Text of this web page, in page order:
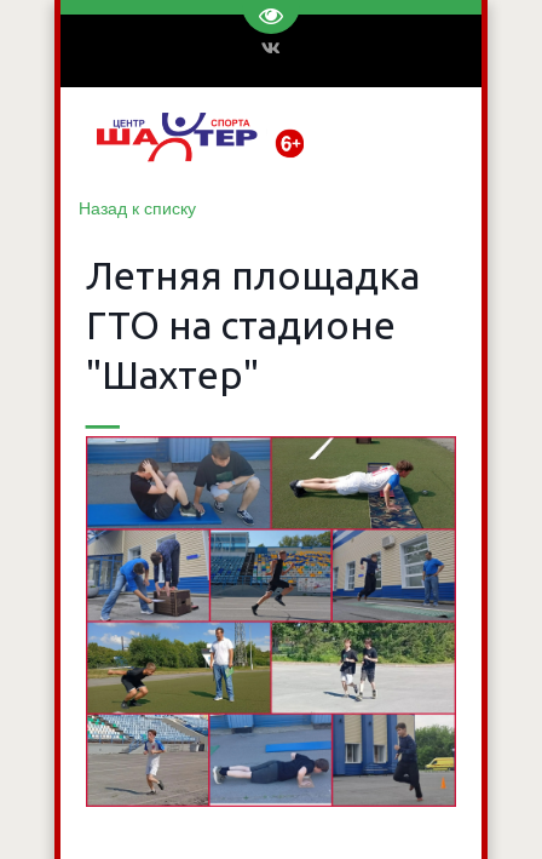
Перейти на версию для
Назад к списку
Летняя площадка
ГТО на стадионе
"Шахтер"